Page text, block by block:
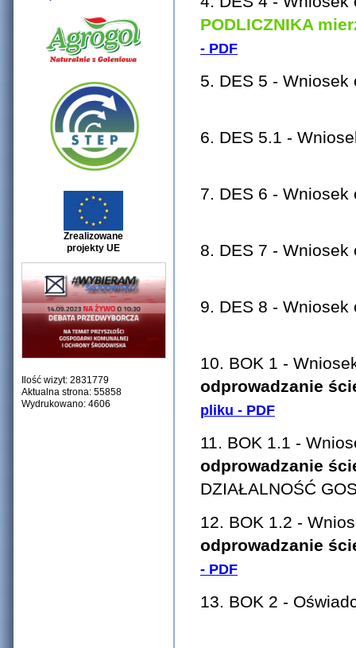
Zrealizowane
projekty UE
Ilość wizyt: 2831779
Aktualna strona: 55858
Wydrukowano: 4606
PODLICZNIKA
- PDF
5. DES 5 -
6. DES 5.1 -
7. DES 6 -
8. DES 7 -
9. DES 8 -
10. BOK 1 -
odprowadzanie
pliku - PDF
11. BOK 1.1 -
odprowadzanie
DZIAŁALNOŚĆ
12. BOK 1.2 -
odprowadzanie
- PDF
13. BOK 2 -